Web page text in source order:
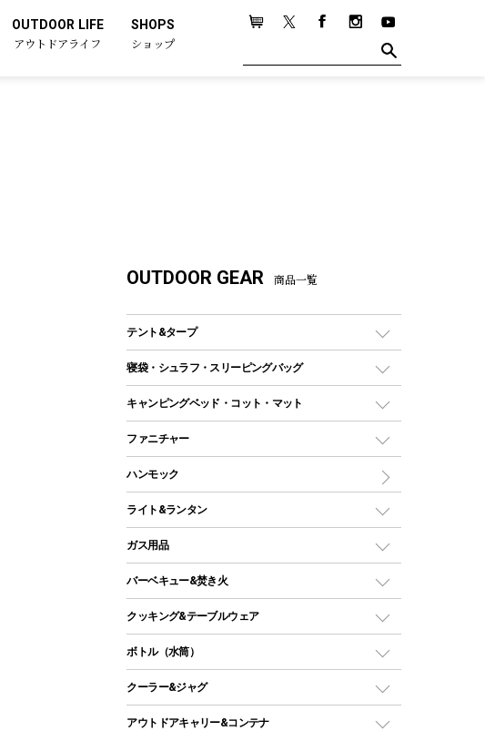
OUTDOOR LIFE
アウトドアライフ
SHOPS
ショップ
OUTDOOR GEAR 商品一覧
テント&タープ
テント
ツールームテント
ワンポールテント
シェルターテント
ロッジ型・オリジナルテント
タープ
スクエアタープ（レクタタープ）
メッシュタープ
自立式タープ
寝袋・シュラフ・スリーピングバッグ
レクタングラー型（封筒型）シュラフ
インナーシュラフ
キャンピングベッド・コット・マット
キャンピングベッド・コット
インフレータブルマット
ファニチャー
アウトドアテーブル
レジャーシート
ハンモック
ライト&ランタン
LEDランタン
ガスランタン
オイルランタン
LEDライト
ヘッドライト
キャンドル
ガス用品
ガスバーナー
ガス缶
ガストーチ、ライター
バーベキュー&焚き火
バーベキューコンロ、グリル
焚き火台タイプ（ロースタイル）グリル
卓上タイプグリル
パーティータイプグリル
クッキング&テーブルウェア
ダッチオーブン
ホットサンドメーカー
ボトル（水筒）
ステンレスボトル
クーラー&ジャグ
クーラーボックス
アウトドアキャリー&コンテナ